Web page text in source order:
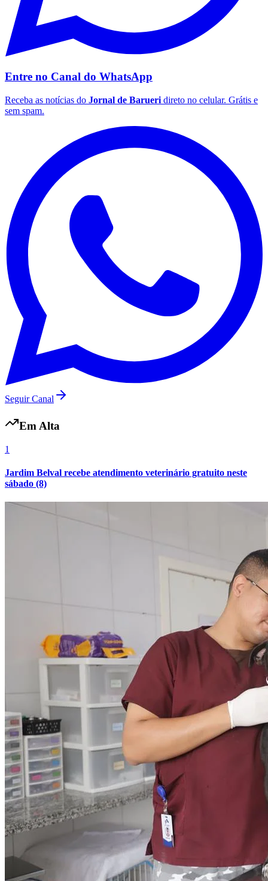
Botafogo
Internacional
Entre no Canal do WhatsApp
Receba as notícias do Jornal de Barueri direto no celular. Grátis e
sem spam.
Seguir Canal
Em Alta
1
Jardim Belval recebe atendimento veterinário gratuito neste
sábado (8)